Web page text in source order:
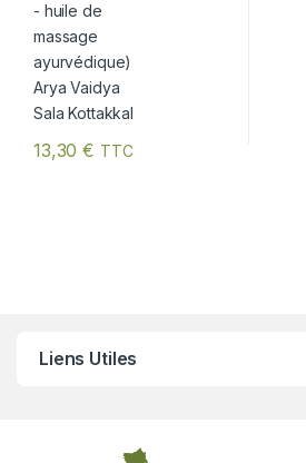
13,30€ TTC
Liens Utiles